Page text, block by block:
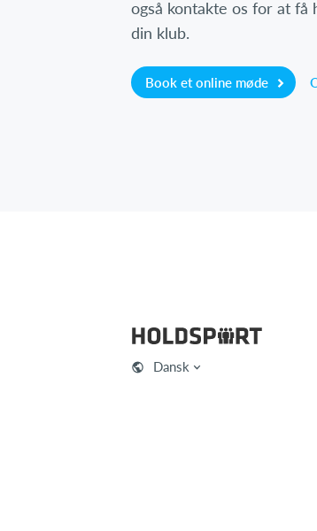
også kontakte os for at
din klub.
Book et online møde
Dansk